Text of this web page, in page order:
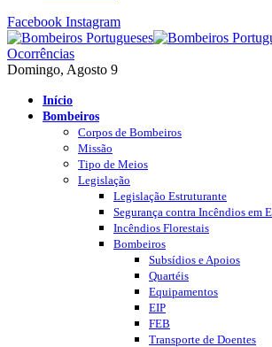
Facebook Instagram
Ocorrências
Domingo, Agosto 9
Início
Bombeiros
Corpos de Bombeiros
Missão
Tipo de Meios
Legislação
Legislação Estruturante
Segurança contra Incêndios em
Incêndios Florestais
Bombeiros
Subsídios e Apoios
Quartéis
Equipamentos
EIP
FEB
Transporte de Doentes